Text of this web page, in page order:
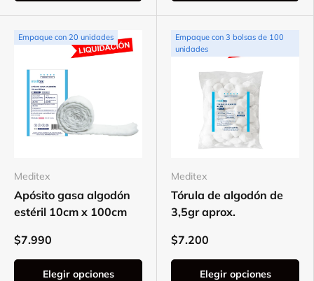
Empaque con 20 unidades
Meditex
Apósito gasa algodón
estéril 10cm x 100cm
$7.990
Elegir opciones
Empaque con 3 bolsas de 100
unidades
Meditex
Tórula de algodón de
3,5gr aprox.
$7.200
Elegir opciones